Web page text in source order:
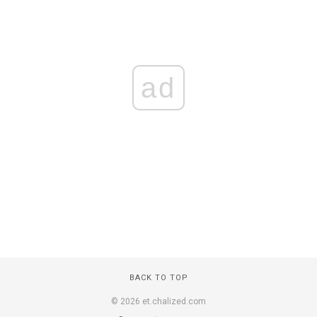
ad
BACK TO TOP
© 2026 et.chalized.com